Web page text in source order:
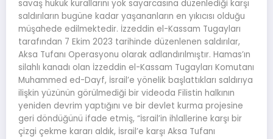
savaş hukuk kurallarını yok sayarcasına düzenlediği karşı
saldırıların bugüne kadar yaşananların en yıkıcısı olduğu
müşahede edilmektedir. İzzeddin el-Kassam Tugayları
tarafından 7 Ekim 2023 tarihinde düzenlenen saldırılar,
Aksa Tufanı Operasyonu olarak adlandırılmıştır. Hamas’ın
silahlı kanadı olan İzzeddin el-Kassam Tugayları Komutanı
Muhammed ed-Dayf, İsrail’e yönelik başlattıkları saldırıya
ilişkin yüzünün görülmediği bir videoda Filistin halkının
yeniden devrim yaptığını ve bir devlet kurma projesine
geri döndüğünü ifade etmiş, “İsrail’in ihlallerine karşı bir
çizgi çekme kararı aldık, İsrail’e karşı Aksa Tufanı